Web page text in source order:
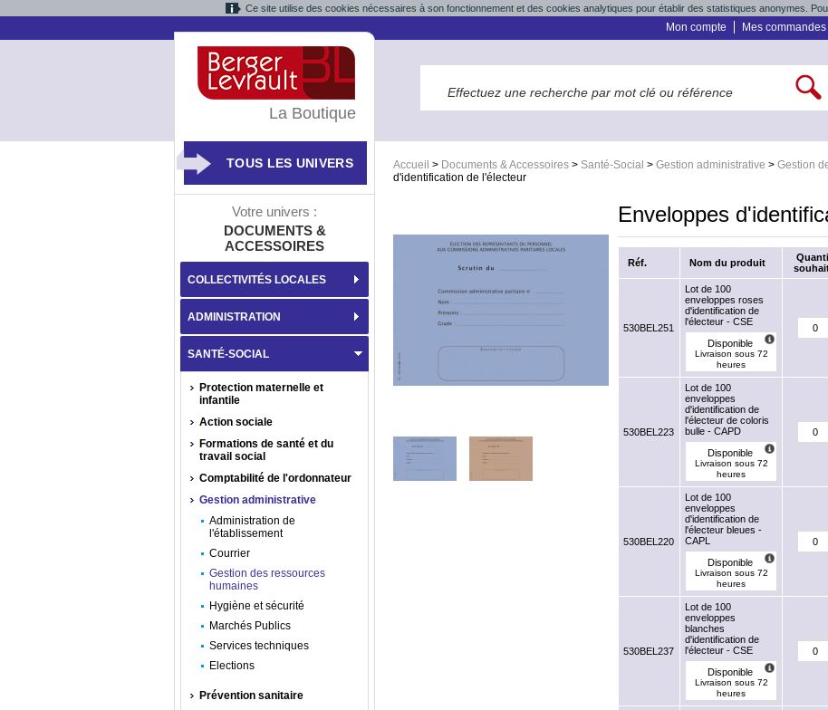
Ce site utilise des cookies nécessaires à son fonctionnement et des cookies analytiques pour établir des statistiques anonymes.
Mon compte Mes commandes
Accueil > Documents & Accessoires > Santé-Social > Gestion administrative > Gestion
d'identification de l'électeur
Enveloppes
Réf. Nom du produit
530BEL251
Lot de 100
enveloppes roses
d'identification de
l'électeur - CSE
Disponible
Livraison sous 72
heures
530BEL223
Lot de 100
enveloppes
d'identification de
l'électeur de coloris
bulle - CAPD
Disponible
Livraison sous 72
heures
530BEL220
Lot de 100
enveloppes
d'identification de
l'électeur bleues -
CAPL
Disponible
Livraison sous 72
heures
530BEL237
Lot de 100
enveloppes
blanches
d'identification de
l'électeur - CSE
Disponible
Livraison sous 72
heures
La Boutique
TOUS LES UNIVERS
Votre univers :
DOCUMENTS &
ACCESSOIRES
COLLECTIVITÉS LOCALES
ADMINISTRATION
SANTÉ-SOCIAL
Protection maternelle et
infantile
Action sociale
Formations de santé et du
travail social
Comptabilité de l'ordonnateur
Gestion administrative
Administration de
l'établissement
Courrier
Gestion des ressources
humaines
Hygiène et sécurité
Marchés Publics
Services techniques
Elections
Prévention sanitaire